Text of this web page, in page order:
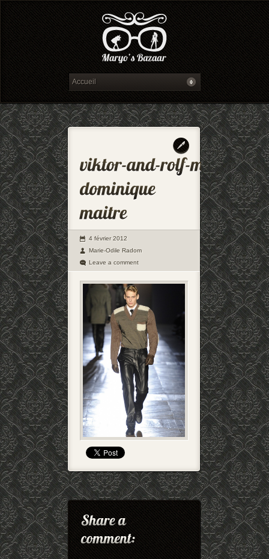
4 février 2012
Marie-Odile Radom
Leave a comment